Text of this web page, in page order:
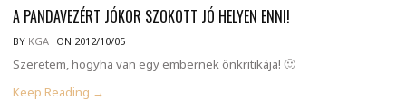
A PANDAVEZÉRT JÓKOR SZOKOTT JÓ HELYEN ENNI!
BY KGA ON 2012/10/05
Szeretem, hogyha van egy embernek önkritikája! 🙂
Keep Reading →